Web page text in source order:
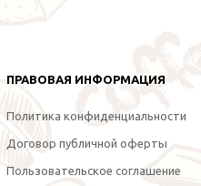
ПРАВОВАЯ ИНФОРМАЦИЯ
Политика конфиденциальности
Договор публичной оферты
Пользовательское соглашение